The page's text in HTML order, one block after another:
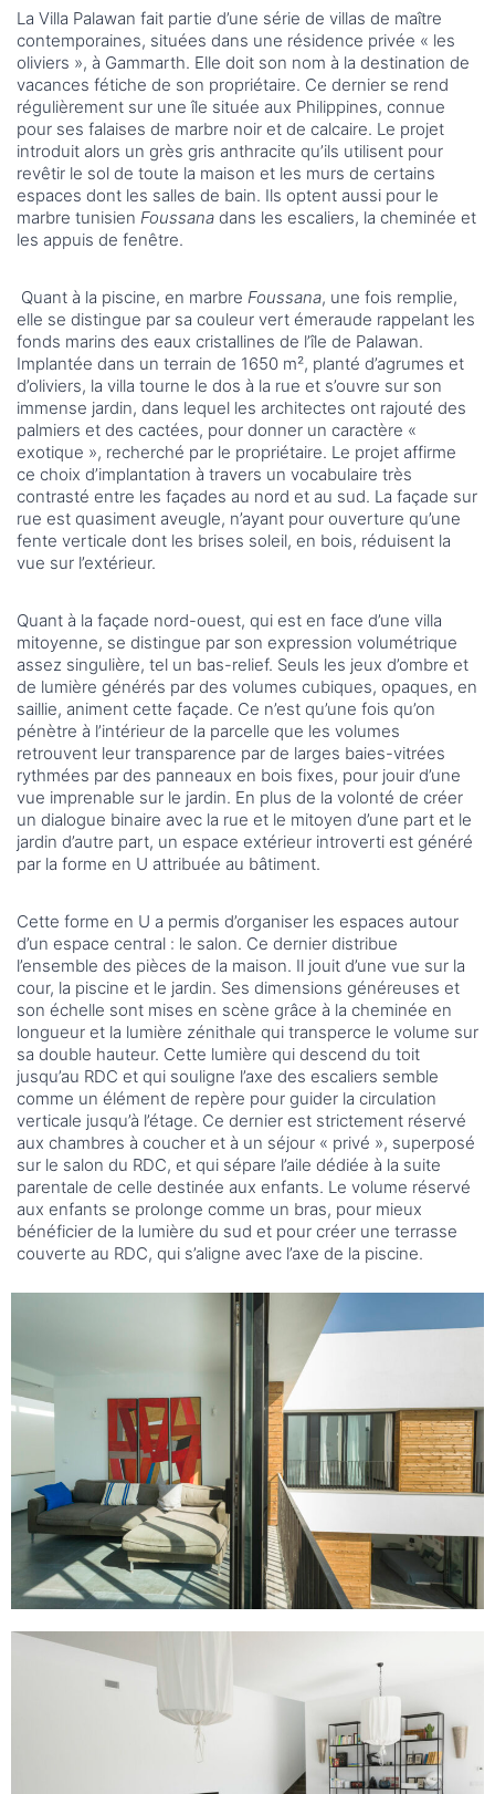
La Villa Palawan fait partie d’une série de villas de maître
contemporaines, situées dans une résidence privée « les
oliviers », à Gammarth. Elle doit son nom à la destination de
vacances fétiche de son propriétaire. Ce dernier se rend
régulièrement sur une île située aux Philippines, connue
pour ses falaises de marbre noir et de calcaire. Le projet
introduit alors un grès gris anthracite qu’ils utilisent pour
revêtir le sol de toute la maison et les murs de certains
espaces dont les salles de bain. Ils optent aussi pour le
marbre tunisien Foussana dans les escaliers, la cheminée et
les appuis de fenêtre.
Quant à la piscine, en marbre Foussana, une fois remplie,
elle se distingue par sa couleur vert émeraude rappelant les
fonds marins des eaux cristallines de l’île de Palawan.
Implantée dans un terrain de 1650 m², planté d’agrumes et
d’oliviers, la villa tourne le dos à la rue et s’ouvre sur son
immense jardin, dans lequel les architectes ont rajouté des
palmiers et des cactées, pour donner un caractère «
exotique », recherché par le propriétaire. Le projet affirme
ce choix d’implantation à travers un vocabulaire très
contrasté entre les façades au nord et au sud. La façade sur
rue est quasiment aveugle, n’ayant pour ouverture qu’une
fente verticale dont les brises soleil, en bois, réduisent la
vue sur l’extérieur.
Quant à la façade nord-ouest, qui est en face d’une villa
mitoyenne, se distingue par son expression volumétrique
assez singulière, tel un bas-relief. Seuls les jeux d’ombre et
de lumière générés par des volumes cubiques, opaques, en
saillie, animent cette façade. Ce n’est qu’une fois qu’on
pénètre à l’intérieur de la parcelle que les volumes
retrouvent leur transparence par de larges baies-vitrées
rythmées par des panneaux en bois fixes, pour jouir d’une
vue imprenable sur le jardin. En plus de la volonté de créer
un dialogue binaire avec la rue et le mitoyen d’une part et le
jardin d’autre part, un espace extérieur introverti est généré
par la forme en U attribuée au bâtiment.
Cette forme en U a permis d’organiser les espaces autour
d’un espace central : le salon. Ce dernier distribue
l’ensemble des pièces de la maison. Il jouit d’une vue sur la
cour, la piscine et le jardin. Ses dimensions généreuses et
son échelle sont mises en scène grâce à la cheminée en
longueur et la lumière zénithale qui transperce le volume sur
sa double hauteur. Cette lumière qui descend du toit
jusqu’au RDC et qui souligne l’axe des escaliers semble
comme un élément de repère pour guider la circulation
verticale jusqu’à l’étage. Ce dernier est strictement réservé
aux chambres à coucher et à un séjour « privé », superposé
sur le salon du RDC, et qui sépare l’aile dédiée à la suite
parentale de celle destinée aux enfants. Le volume réservé
aux enfants se prolonge comme un bras, pour mieux
bénéficier de la lumière du sud et pour créer une terrasse
couverte au RDC, qui s’aligne avec l’axe de la piscine.